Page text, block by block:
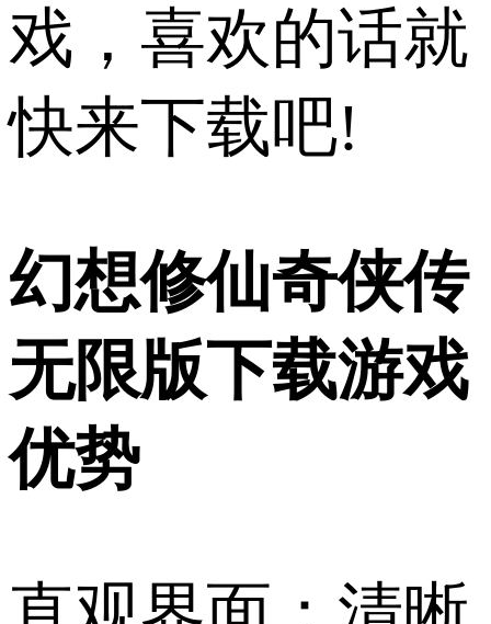
戏，喜欢的话就
快来下载吧!
幻想修仙奇侠传
无限版下载游戏
优势